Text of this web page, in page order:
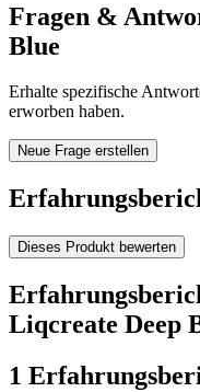
Fragen &
Blue
Erhalte spezifische
erworben haben.
Neue Frage erstellen
Dieses Produkt bewerten
Liqcreate Deep
1